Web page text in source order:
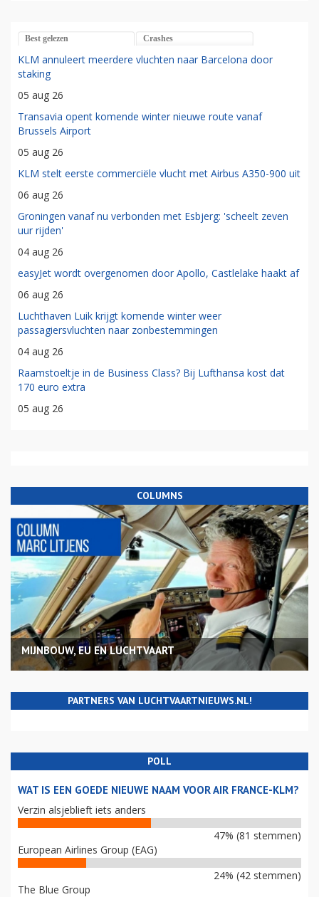
Best gelezen Crashes
KLM annuleert meerdere vluchten naar Barcelona door
staking
05 aug 26
Transavia opent komende winter nieuwe route vanaf
Brussels Airport
05 aug 26
KLM stelt eerste commerciële vlucht met Airbus A350-900 uit
06 aug 26
Groningen vanaf nu verbonden met Esbjerg: 'scheelt zeven
uur rijden'
04 aug 26
easyJet wordt overgenomen door Apollo, Castlelake haakt af
06 aug 26
Luchthaven Luik krijgt komende winter weer
passagiersvluchten naar zonbestemmingen
04 aug 26
Raamstoeltje in de Business Class? Bij Lufthansa kost dat
170 euro extra
05 aug 26
COLUMNS
MIJNBOUW, EU EN LUCHTVAART
PARTNERS VAN LUCHTVAARTNIEUWS.NL!
POLL
WAT IS EEN GOEDE NIEUWE NAAM VOOR AIR FRANCE-KLM?
Verzin alsjeblieft iets anders
47% (81 stemmen)
European Airlines Group (EAG)
24% (42 stemmen)
The Blue Group